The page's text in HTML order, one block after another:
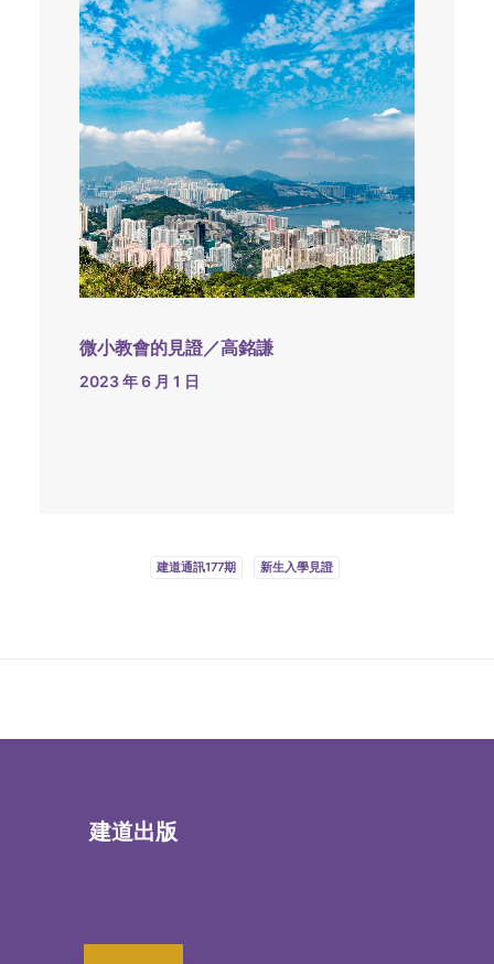
微小教會的見證／高銘謙
2023 年 6 月 1 日
建道通訊177期 新生入學見證
建道出版